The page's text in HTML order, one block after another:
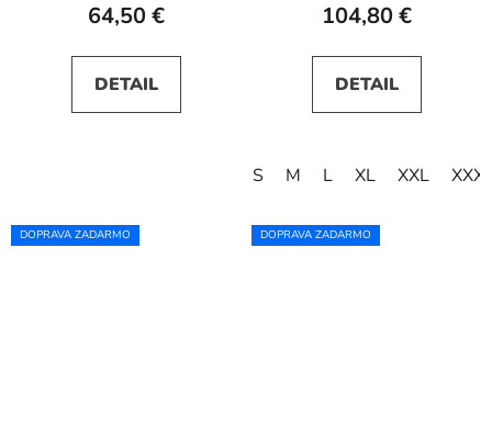
64,50 €
DETAIL
104,80 €
DETAIL
S M L XL XXL
DOPRAVA ZADARMO DOPRAVA ZADARMO